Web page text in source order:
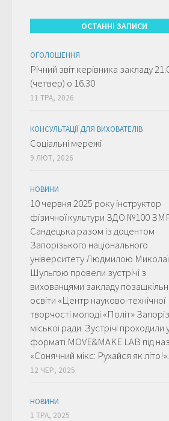
ОСТАННІ ЗАПИСИ
ОГОЛОШЕННЯ
Річний звіт керівника закладу
(четвер) о 16.30
11 ТРА, 2026
КОНСУЛЬТАЦІЇ ДЛЯ ВИХОВАТЕЛІВ
Соціальні мережі
9 ЛЮТ, 2026
НОВИНИ
10 червня 2025 року інструктор
фізичної культури ЗДО №100
Сандецька разом із доцентом
Запорізького національного
університету Людмилою
Шульгою провели зустрічі з
вихованцями закладу
освіти «Центр науково-технічної
творчості молоді «Політ»
міської ради. Зустрічі проходили
форматі MOVE&MAKE LAB під
«Сонячний мікс: Рухайся як літо!».
12 ЧЕР, 2025
НОВИНИ
1 ТРА, 2025